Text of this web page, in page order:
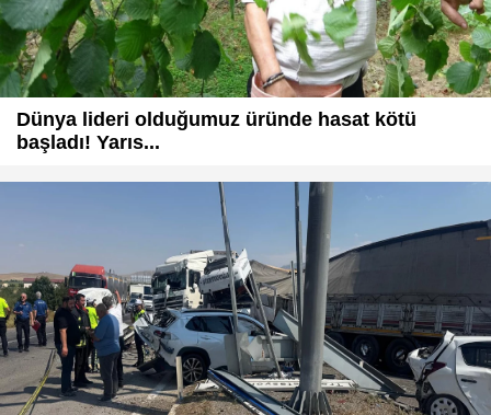
Dünya lideri olduğumuz üründe hasat kötü
başladı! Yarıs...